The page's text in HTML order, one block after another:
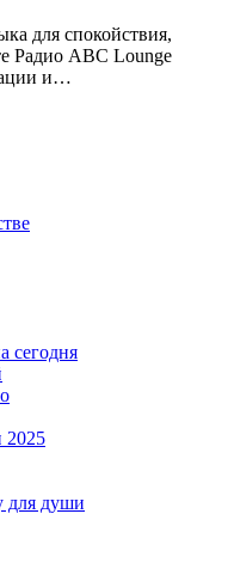
для спокойствия,
Радио ABC Lounge
и…
сегодня
2025
для души